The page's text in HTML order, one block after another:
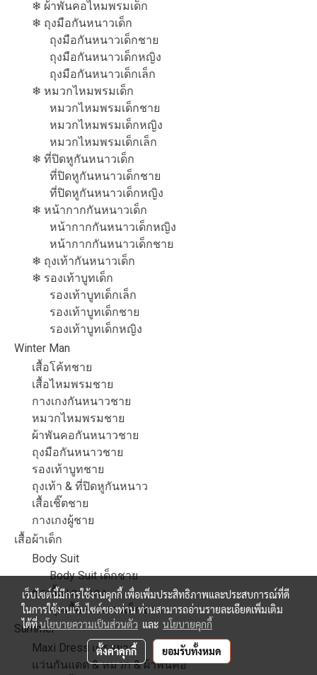
❄ ผ้าพันคอไหมพรมเด็ก
❄ ถุงมือกันหนาวเด็ก
ถุงมือกันหนาวเด็กชาย
ถุงมือกันหนาวเด็กหญิง
ถุงมือกันหนาวเด็กเล็ก
❄ หมวกไหมพรมเด็ก
หมวกไหมพรมเด็กชาย
หมวกไหมพรมเด็กหญิง
หมวกไหมพรมเด็กเล็ก
❄ ที่ปิดหูกันหนาวเด็ก
ที่ปิดหูกันหนาวเด็กชาย
ที่ปิดหูกันหนาวเด็กหญิง
❄ หน้ากากกันหนาวเด็ก
หน้ากากกันหนาวเด็กหญิง
หน้ากากกันหนาวเด็กชาย
❄ ถุงเท้ากันหนาวเด็ก
❄ รองเท้าบูทเด็ก
รองเท้าบูทเด็กเล็ก
รองเท้าบูทเด็กชาย
รองเท้าบูทเด็กหญิง
Winter Man
เสื้อโค้ทชาย
เสื้อไหมพรมชาย
กางเกงกันหนาวชาย
หมวกไหมพรมชาย
ผ้าพันคอกันหนาวชาย
ถุงมือกันหนาวชาย
รองเท้าบูทชาย
ถุงเท้า & ที่ปิดหูกันหนาว
เสื้อเชิ๊ตชาย
กางเกงผู้ชาย
เสื้อผ้าเด็ก
Body Suit
Body Suit เด็กชาย
ชุดเสื้อ+กางเกง
ชุดเสื้อ+กางเกงเด็กชาย
Summer
Maxi Dress เดรสยาว
แว่นกันแดด & หมวก & ผ้าพันคอ
เว็บไซต์นี้มีการใช้งานคุกกี้ เพื่อเพิ่มประสิทธิภาพและประสบการณ์ที่ดี
ในการใช้งานเว็บไซต์ของท่าน ท่านสามารถอ่านรายละเอียดเพิ่มเติม
ได้ที่นโยบายความเป็นส่วนตัว และ นโยบายคุกกี้
ตั้งค่าคุกกี้ ยอมรับทั้งหมด